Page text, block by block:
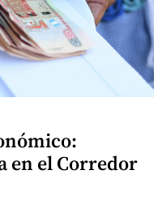
en el Corredor